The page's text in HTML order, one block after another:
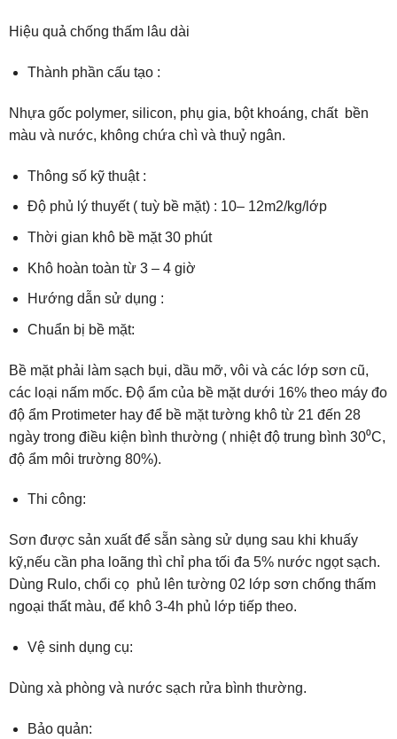
Hiệu quả chống thấm lâu dài
Thành phần cấu tạo :
Nhựa gốc polymer, silicon, phụ gia, bột khoáng, chất bền
màu và nước, không chứa chì và thuỷ ngân.
Thông số kỹ thuật :
Độ phủ lý thuyết ( tuỳ bề mặt) : 10– 12m2/kg/lớp
Thời gian khô bề mặt 30 phút
Khô hoàn toàn từ 3 – 4 giờ
Hướng dẫn sử dụng :
Chuẩn bị bề mặt:
Bề mặt phải làm sạch bụi, dầu mỡ, vôi và các lớp sơn cũ,
các loại nấm mốc. Độ ẩm của bề mặt dưới 16% theo máy đo
độ ẩm Protimeter hay để bề mặt tường khô từ 21 đến 28
ngày trong điều kiện bình thường ( nhiệt độ trung bình 30⁰C,
độ ẩm môi trường 80%).
Thi công:
Sơn được sản xuất để sẵn sàng sử dụng sau khi khuấy
kỹ,nếu cần pha loãng thì chỉ pha tối đa 5% nước ngọt sạch.
Dùng Rulo, chổi cọ phủ lên tường 02 lớp sơn chống thấm
ngoại thất màu, để khô 3-4h phủ lớp tiếp theo.
Vệ sinh dụng cụ:
Dùng xà phòng và nước sạch rửa bình thường.
Bảo quản: